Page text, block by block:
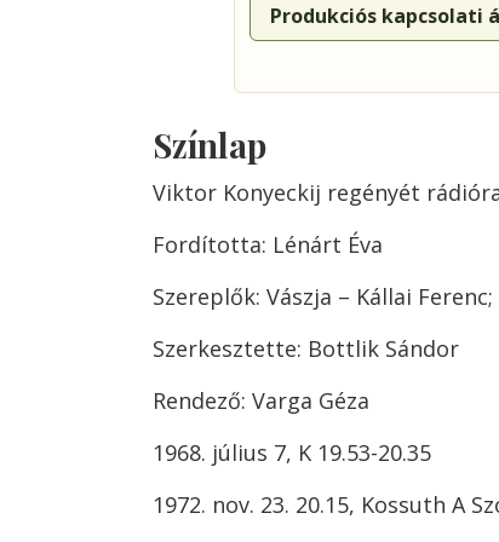
Produkciós kapcsolati
Színlap
Viktor Konyeckij regényét
Fordította: Lénárt Éva
Szereplők: Vászja – Kállai
Szerkesztette: Bottlik Sándor
Rendező: Varga Géza
1968. július 7, K 19.53-20.35
1972. nov. 23. 20.15, Kossuth A